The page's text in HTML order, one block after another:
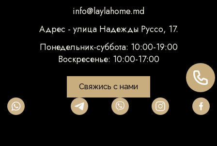
info@laylahome.md
Адрес - улица Надежды Руссо, 17.
Понедельник-суббота: 10:00-19:00
Воскресенье: 10:00-17:00
Свяжись с нами